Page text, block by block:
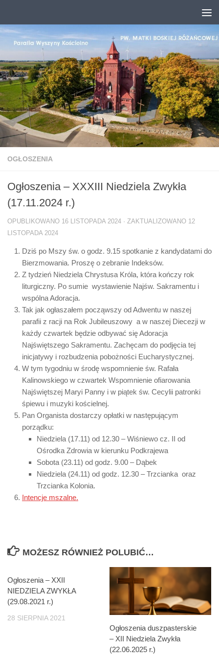
OGŁOSZENIA
Ogłoszenia – XXXIII Niedziela Zwykła
(17.11.2024 r.)
OPUBLIKOWANO 16 LISTOPADA 2024 · ZAKTUALIZOWANO 12
LISTOPADA 2024
Dziś po Mszy św. o godz. 9.15 spotkanie z kandydatami do
Bierzmowania. Proszę o zebranie Indeksów.
Z tydzień Niedziela Chrystusa Króla, która kończy rok
liturgiczny. Po sumie wystawienie Najśw. Sakramentu i
wspólna Adoracja.
Tak jak ogłaszałem począwszy od Adwentu w naszej
parafii z racji na Rok Jubileuszowy a w naszej Diecezji w
każdy czwartek będzie odbywać się Adoracja
Najświętszego Sakramentu. Zachęcam do podjęcia tej
inicjatywy i rozbudzenia pobożności Eucharystycznej.
W tym tygodniu w środę wspomnienie św. Rafała
Kalinowskiego w czwartek Wspomnienie ofiarowania
Najświętszej Maryi Panny i w piątek św. Cecylii patronki
śpiewu i muzyki kościelnej.
Pan Organista dostarczy opłatki w następującym
porządku:
Niedziela (17.11) od 12.30 – Wiśniewo cz. II od
Ośrodka Zdrowia w kierunku Podkrajewa
Sobota (23.11) od godz. 9.00 – Dąbek
Niedziela (24.11) od godz. 12.30 – Trzcianka oraz
Trzcianka Kolonia.
Intencje mszalne.
MOŻESZ RÓWNIEŻ POLUBIĆ…
Ogłoszenia – XXII
NIEDZIELA ZWYKŁA
(29.08.2021 r.)
28 SIERPNIA 2021
Ogłoszenia duszpasterskie
– XII Niedziela Zwykła
(22.06.2025 r.)